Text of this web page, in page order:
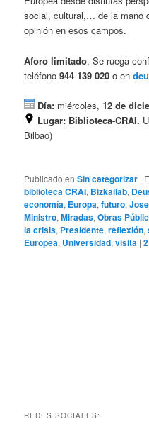
social, cultural,… de la mano
opinión en esos campos.
Aforo limitado. Se ruega
teléfono944 139 020o en
Día: miércoles,12 de
Lugar: Biblioteca-CRAI.
Bilbao)
Publicado en Sin categorizar |
biblioteca CRAI, Bizkailab,
economía, Europa,futuro,
Ministro,Miradas,Obras
la crisis, Presidente,reflexión,
Europea, Universidad,visita |2
REDES SOCIALES: